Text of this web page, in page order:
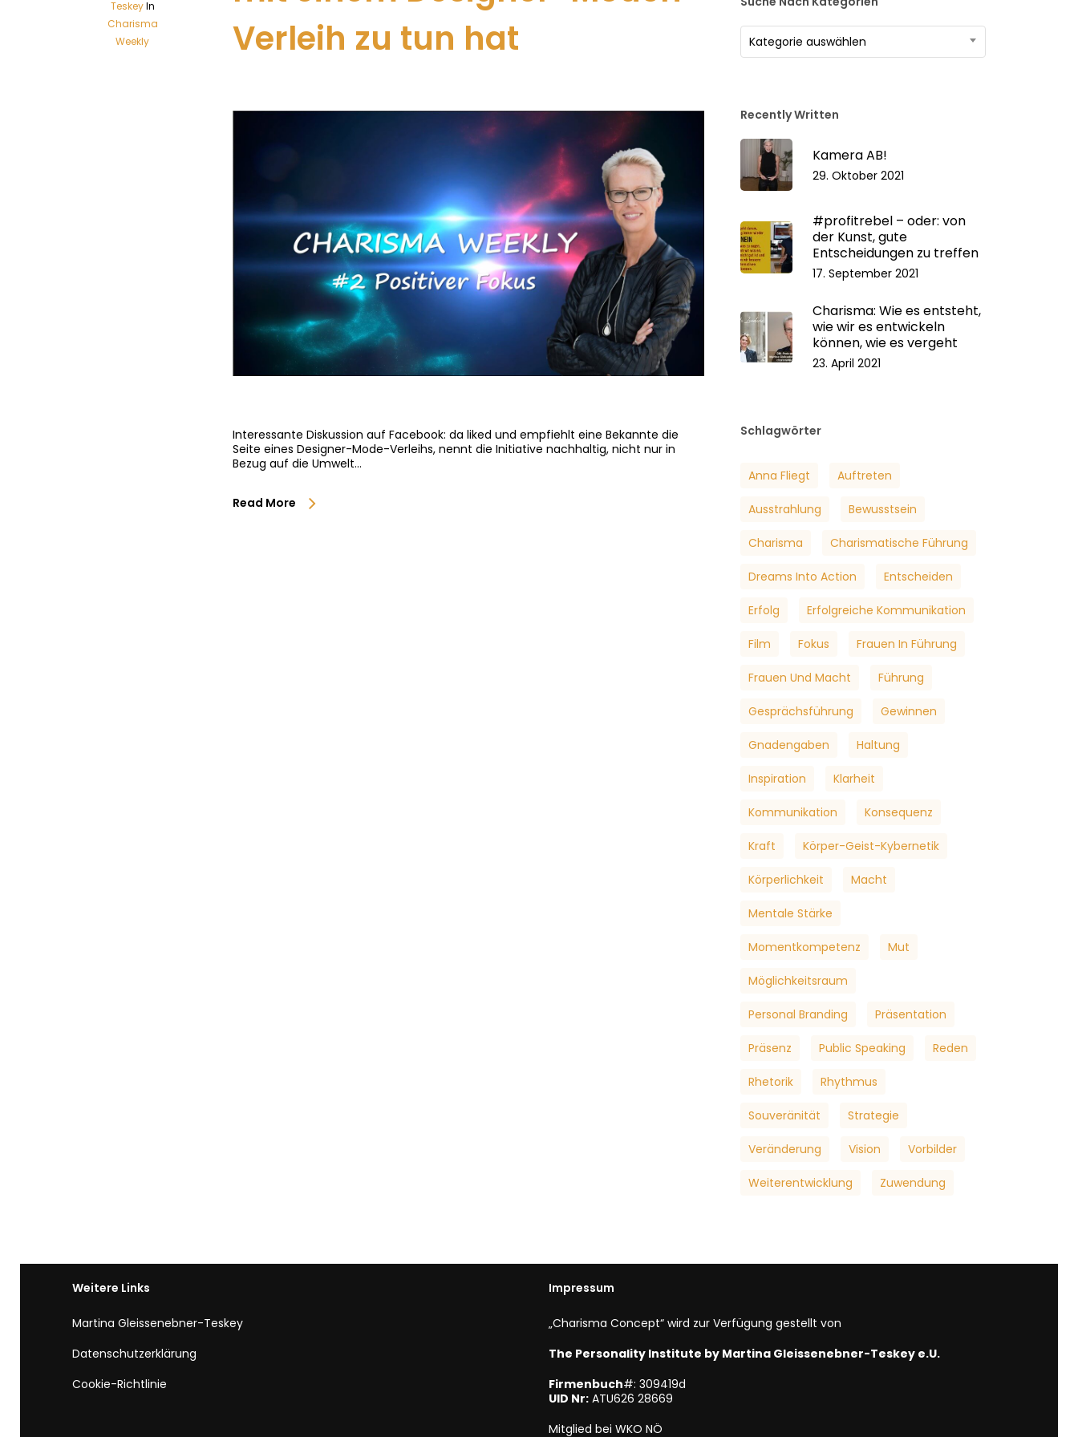
Teskey In
Charisma
Weekly
Verleih zu tun hat
Interessante Diskussion auf Facebook: da liked und empfiehlt eine Bekannte die
Seite eines Designer-Mode-Verleihs, nennt die Initiative nachhaltig, nicht nur in
Bezug auf die Umwelt…
Read More
Suche
nach
Kategorie auswählen
Recently Written
Kamera AB!
29. Oktober 2021
#profitrebel – oder: von
der Kunst, gute
Entscheidungen zu treffen
17. September 2021
Charisma: Wie es entsteht,
wie wir es entwickeln
können, wie es vergeht
23. April 2021
Schlagwörter
Anna Fliegt Auftreten
Ausstrahlung Bewusstsein
Charisma Charismatische Führung
Dreams Into Action Entscheiden
Erfolg Erfolgreiche Kommunikation
Film Fokus Frauen In Führung
Frauen Und Macht Führung
Gesprächsführung Gewinnen
Gnadengaben Haltung
Inspiration Klarheit
Kommunikation Konsequenz
Kraft Körper-Geist-Kybernetik
Körperlichkeit Macht
Mentale Stärke
Momentkompetenz Mut
Möglichkeitsraum
Personal Branding Präsentation
Präsenz Public Speaking Reden
Rhetorik Rhythmus
Souveränität Strategie
Veränderung Vision Vorbilder
Weiterentwicklung Zuwendung
Weitere Links
Martina Gleissenebner-Teskey
Datenschutzerklärung
Cookie-Richtlinie
Impressum
„Charisma Concept“ wird zur Verfügung gestellt von
The Personality Institute by Martina Gleissenebner-Teskey e.U.
Firmenbuch#: 309419d
UID Nr:ATU626 28669
Mitglied bei WKO NÖ